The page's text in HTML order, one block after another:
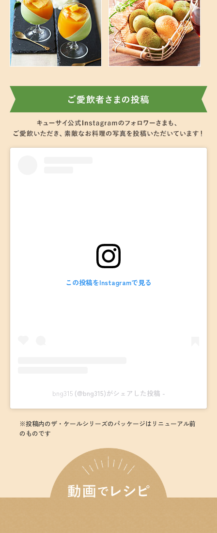
この投稿をInstagramで見る
bng315 (@bng315)がシェアした投稿 -
※投稿内のザ・ケールシリーズのパッケージはリニューアル前
のものです